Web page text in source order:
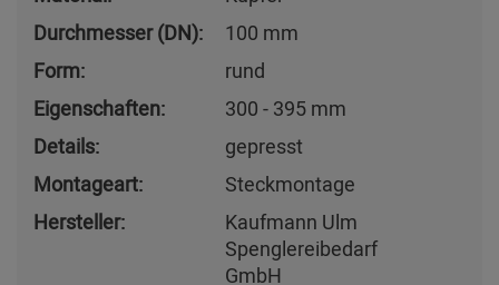
Durchmesser (DN):
100 mm
Form:
rund
Eigenschaften:
300 - 395 mm
Details:
gepresst
Montageart:
Steckmontage
Hersteller:
Kaufmann Ulm
Spenglereibedarf
GmbH